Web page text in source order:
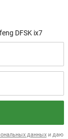
DFSK ix7
данных и даю